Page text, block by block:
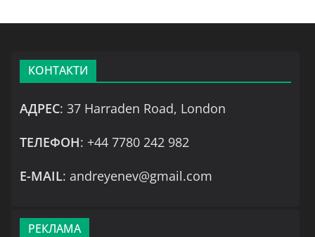
КОНТАКТИ
АДРЕС: 37 Harraden Road, London
ТЕЛЕФОН: +44 7780 242 982
Е-MAIL: andreyenev@gmail.com
РЕКЛАМА